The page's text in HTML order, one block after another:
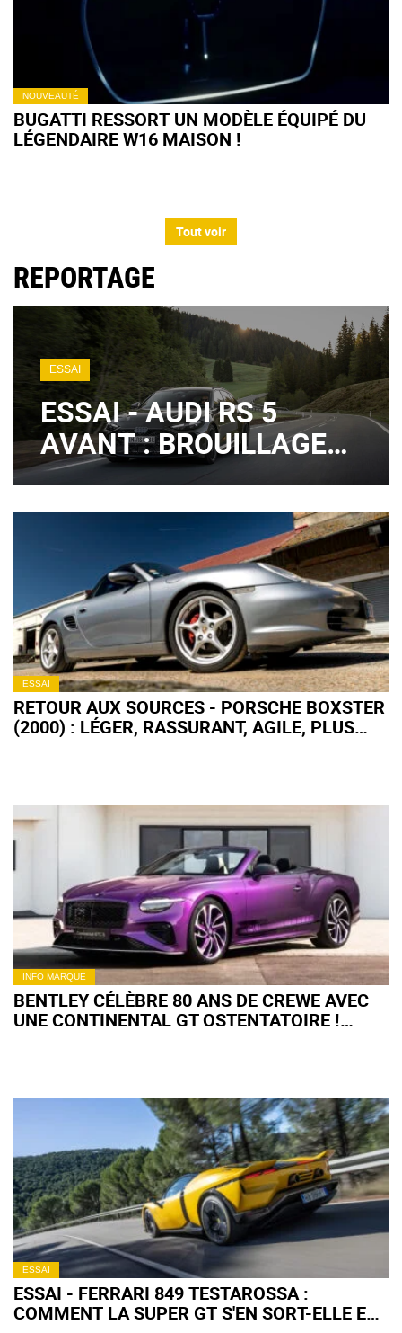
NOUVEAUTÉ
BUGATTI RESSORT UN MODÈLE ÉQUIPÉ DU
LÉGENDAIRE W16 MAISON !
Tout voir
REPORTAGE
ESSAI
ESSAI - AUDI RS 5
AVANT : BROUILLAGE
DE PISTES ?
ESSAI
RETOUR AUX SOURCES - PORSCHE BOXSTER
(2000) : LÉGER, RASSURANT, AGILE, PLUS
INFO MARQUE
BENTLEY CÉLÈBRE 80 ANS DE CREWE AVEC
UNE CONTINENTAL GT OSTENTATOIRE !
ESSAI
ESSAI - FERRARI 849 TESTAROSSA :
COMMENT LA SUPER GT S'EN SORT-ELLE EN